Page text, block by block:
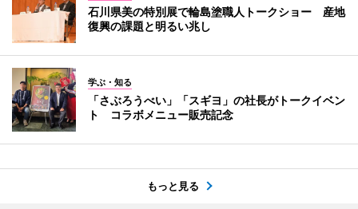
石川県美の特別展で輪島塗職人トークショー 産地
復興の課題と明るい兆し
学ぶ・知る
「さぶろうべい」「スギヨ」の社長がトークイベン
ト コラボメニュー販売記念
もっと見る